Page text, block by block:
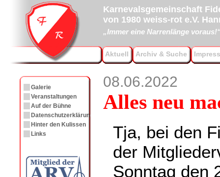
Karnevalsgemeinschaft
von 1980 weiss-rot e.V.
„Immer eine Narrenlänge
Aktuell Archiv & Suche
08.06.2022
Alles neu
Tja, bei den
der
Sonntag den
Galerie
Veranstaltungen
Auf der Bühne
Datenschutzerklärung
Hinter den Kulissen
Links